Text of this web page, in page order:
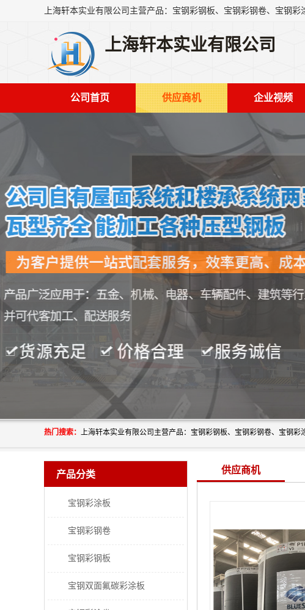
上海轩本实业有限公司
公司首页 供应商机 企业视频
热门搜索：
产品分类
宝钢彩涂板
宝钢彩钢卷
宝钢彩钢板
宝钢双面氟碳彩涂板
供应商机